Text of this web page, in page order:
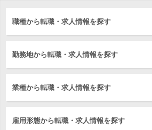
職種から転職・求人情報を探す
勤務地から転職・求人情報を探す
業種から転職・求人情報を探す
雇用形態から転職・求人情報を探す